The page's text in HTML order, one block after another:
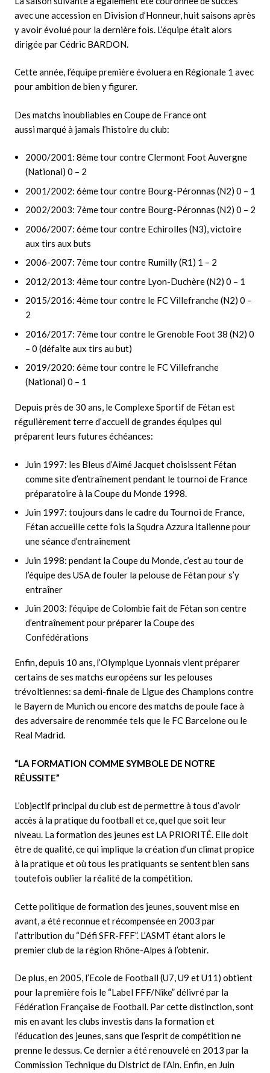
avec une accession en Division d’Honneur, huit saisons après
y avoir évolué pour la dernière fois. L’équipe était alors
dirigée par Cédric BARDON.
Cette année, l’équipe première évoluera en Régionale 1 avec
pour ambition de bien y figurer.
Des matchs inoubliables en Coupe de France ont
aussi marqué à jamais l’histoire du club:
2000/2001: 8ème tour contre Clermont Foot Auvergne
(National) 0 – 2
2001/2002: 6ème tour contre Bourg-Péronnas (N2) 0 – 1
2002/2003: 7ème tour contre Bourg-Péronnas (N2) 0 – 2
2006/2007: 6ème tour contre Echirolles (N3), victoire
aux tirs aux buts
2006-2007: 7ème tour contre Rumilly (R1) 1 – 2
2012/2013: 4ème tour contre Lyon-Duchère (N2) 0 – 1
2015/2016: 4ème tour contre le FC Villefranche (N2) 0 –
2
2016/2017: 7ème tour contre le Grenoble Foot 38 (N2) 0
– 0 (défaite aux tirs au but)
2019/2020: 6ème tour contre le FC Villefranche
(National) 0 – 1
Depuis près de 30 ans, le Complexe Sportif de Fétan est
régulièrement terre d’accueil de grandes équipes qui
préparent leurs futures échéances:
Juin 1997: les Bleus d’Aimé Jacquet choisissent Fétan
comme site d’entraînement pendant le tournoi de France
préparatoire à la Coupe du Monde 1998.
Juin 1997: toujours dans le cadre du Tournoi de France,
Fétan accueille cette fois la Squdra Azzura italienne pour
une séance d’entraînement
Juin 1998: pendant la Coupe du Monde, c’est au tour de
l’équipe des USA de fouler la pelouse de Fétan pour s’y
entraîner
Juin 2003: l’équipe de Colombie fait de Fétan son centre
d’entraînement pour préparer la Coupe des
Confédérations
Enfin, depuis 10 ans, l’Olympique Lyonnais vient préparer
certains de ses matchs européens sur les pelouses
trévoltiennes: sa demi-finale de Ligue des Champions contre
le Bayern de Munich ou encore des matchs de poule face à
des adversaire de renommée tels que le FC Barcelone ou le
Real Madrid.
“LA FORMATION COMME SYMBOLE DE NOTRE
RÉUSSITE”
L’objectif principal du club est de permettre à tous d’avoir
accès à la pratique du football et ce, quel que soit leur
niveau. La formation des jeunes est LA PRIORITÉ. Elle doit
être de qualité, ce qui implique la création d’un climat propice
à la pratique et où tous les pratiquants se sentent bien sans
toutefois oublier la réalité de la compétition.
Cette politique de formation des jeunes, souvent mise en
avant, a été reconnue et récompensée en 2003 par
l’attribution du “Défi SFR-FFF”. L’ASMT étant alors le
premier club de la région Rhône-Alpes à l’obtenir.
De plus, en 2005, l’Ecole de Football (U7, U9 et U11) obtient
pour la première fois le “Label FFF/Nike” délivré par la
Fédération Française de Football. Par cette distinction, sont
mis en avant les clubs investis dans la formation et
l’éducation des jeunes, sans que l’esprit de compétition ne
prenne le dessus. Ce dernier a été renouvelé en 2013 par la
Commission Technique du District de l’Ain. Enfin, en Juin